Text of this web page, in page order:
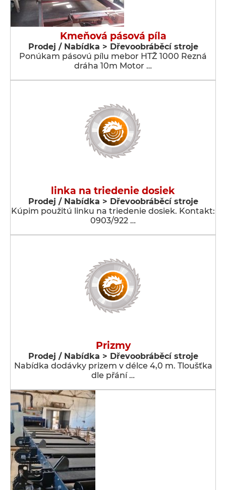
Kmeňová pásová píla
Prodej / Nabídka > Dřevoobráběcí stroje
Ponúkam pásovú pílu mebor HTŽ 1000 Rezná
dráha 10m Motor …
linka na triedenie dosiek
Prodej / Nabídka > Dřevoobráběcí stroje
Kúpim použitú linku na triedenie dosiek. Kontakt:
0903/922 …
Prizmy
Prodej / Nabídka > Dřevoobráběcí stroje
Nabídka dodávky prizem v délce 4,0 m. Tloušťka
dle přání …